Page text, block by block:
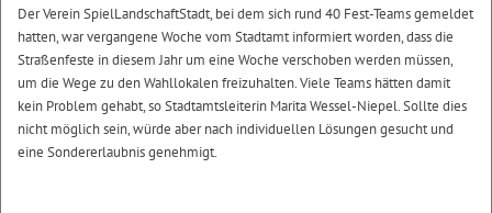
Der Verein SpielLandschaftStadt, bei dem sich rund 40 Fest-Teams gemeldet
hatten, war vergangene Woche vom Stadtamt informiert worden, dass die
Straßenfeste in diesem Jahr um eine Woche verschoben werden müssen,
um die Wege zu den Wahllokalen freizuhalten. Viele Teams hätten damit
kein Problem gehabt, so Stadtamtsleiterin Marita Wessel-Niepel. Sollte dies
nicht möglich sein, würde aber nach individuellen Lösungen gesucht und
eine Sondererlaubnis genehmigt.